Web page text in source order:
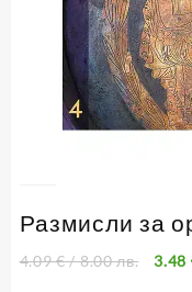
Размисли за
4.09€/ 8.00 лв. 3.48